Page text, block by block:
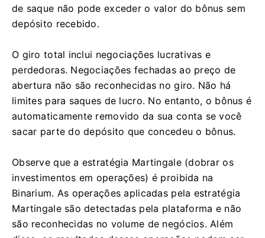
de saque não pode exceder o valor do bônus sem
depósito recebido.
O giro total inclui negociações lucrativas e
perdedoras. Negociações fechadas ao preço de
abertura não são reconhecidas no giro. Não há
limites para saques de lucro. No entanto, o bônus é
automaticamente removido da sua conta se você
sacar parte do depósito que concedeu o bônus.
Observe que a estratégia Martingale (dobrar os
investimentos em operações) é proibida na
Binarium. As operações aplicadas pela estratégia
Martingale são detectadas pela plataforma e não
são reconhecidas no volume de negócios. Além